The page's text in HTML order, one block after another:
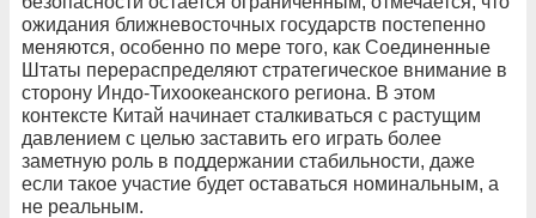
ожидания ближневосточных государств постепенно
меняются, особенно по мере того, как Соединенные
Штаты перераспределяют стратегическое внимание в
сторону Индо-Тихоокеанского региона. В этом
контексте Китай начинает сталкиваться с растущим
давлением с целью заставить его играть более
заметную роль в поддержании стабильности, даже
если такое участие будет оставаться номинальным, а
не реальным.